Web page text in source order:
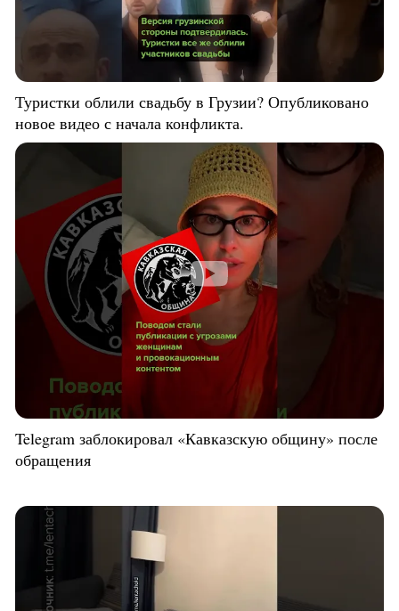
Туристки облили свадьбу в Грузии? Опубликовано
новое видео с начала конфликта.
Telegram заблокировал «Кавказскую общину» после
обращения